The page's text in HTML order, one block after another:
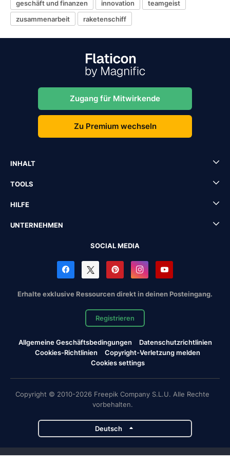
geschäft und finanzen innovation
teamgeist
zusammenarbeit
raketenschiff
Zugang für Mitwirkende
Zu Premium wechseln
INHALT
TOOLS
HILFE
UNTERNEHMEN
SOCIAL MEDIA
Erhalte exklusive Ressourcen direkt in deinen Posteingang.
Registrieren
Allgemeine Geschäftsbedingungen
Datenschutzrichtlinien
Cookies-Richtlinien
Copyright-Verletzung melden
Cookies settings
Copyright © 2010-2026 Freepik Company S.L.U. Alle Rechte
vorbehalten.
Deutsch